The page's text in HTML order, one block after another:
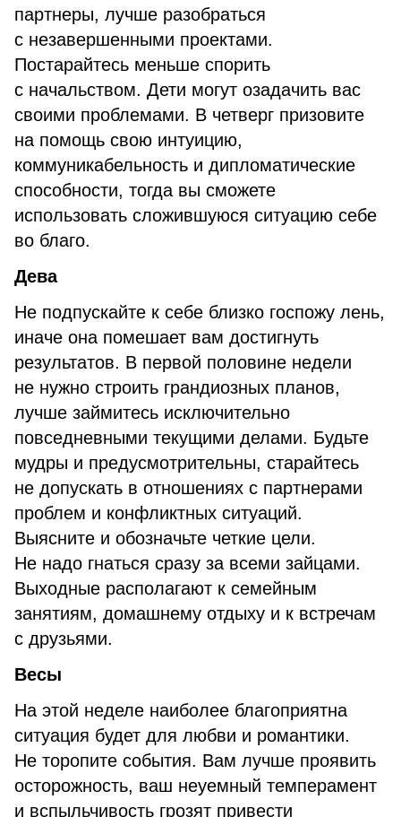
партнеры, лучше разобраться
с незавершенными проектами.
Постарайтесь меньше спорить
с начальством. Дети могут озадачить вас
своими проблемами. В четверг призовите
на помощь свою интуицию,
коммуникабельность и дипломатические
способности, тогда вы сможете
использовать сложившуюся ситуацию себе
во благо.
Дева
Не подпускайте к себе близко госпожу лень,
иначе она помешает вам достигнуть
результатов. В первой половине недели
не нужно строить грандиозных планов,
лучше займитесь исключительно
повседневными текущими делами. Будьте
мудры и предусмотрительны, старайтесь
не допускать в отношениях с партнерами
проблем и конфликтных ситуаций.
Выясните и обозначьте четкие цели.
Не надо гнаться сразу за всеми зайцами.
Выходные располагают к семейным
занятиям, домашнему отдыху и к встречам
с друзьями.
Весы
На этой неделе наиболее благоприятна
ситуация будет для любви и романтики.
Не торопите события. Вам лучше проявить
осторожность, ваш неуемный темперамент
и вспыльчивость грозят привести